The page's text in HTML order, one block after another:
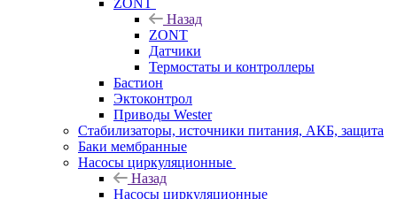
ZONT
Назад
ZONT
Датчики
Термостаты и контроллеры
Бастион
Эктоконтрол
Приводы Wester
Стабилизаторы, источники питания, АКБ, защита
Баки мембранные
Насосы циркуляционные
Назад
Насосы циркуляционные